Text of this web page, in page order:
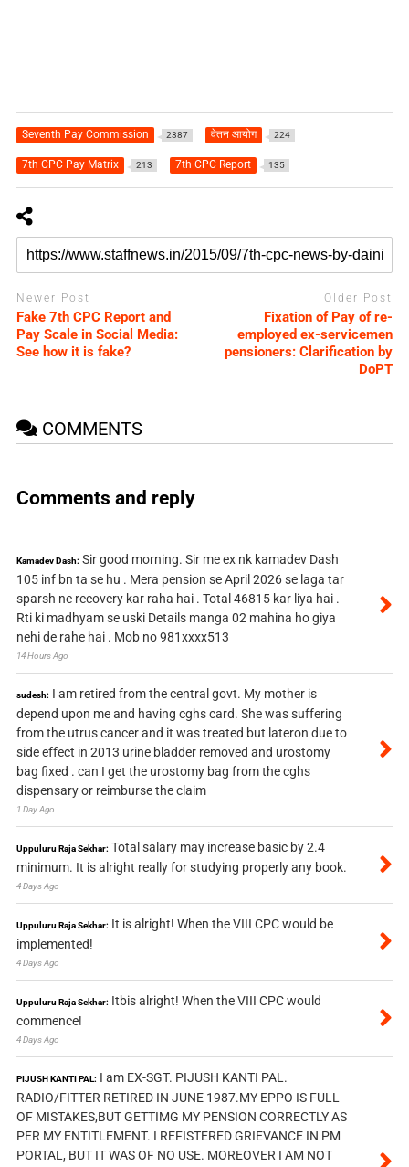
Seventh Pay Commission 2387 वेतन आयोग 224
7th CPC Pay Matrix 213 7th CPC Report 135
Newer Post
Fake 7th CPC Report and
Pay Scale in Social Media:
See how it is fake?
Older Post
Fixation of Pay of re-
employed ex-servicemen
pensioners: Clarification by
DoPT
COMMENTS
Comments and reply
Kamadev Dash: Sir good morning. Sir me ex nk kamadev Dash
105 inf bn ta se hu . Mera pension se April 2026 se laga tar
sparsh ne recovery kar raha hai . Total 46815 kar liya hai .
Rti ki madhyam se uski Details manga 02 mahina ho giya
nehi de rahe hai . Mob no 981xxxx513
14 Hours Ago
sudesh: I am retired from the central govt. My mother is
depend upon me and having cghs card. She was suffering
from the utrus cancer and it was treated but lateron due to
side effect in 2013 urine bladder removed and urostomy
bag fixed . can I get the urostomy bag from the cghs
dispensary or reimburse the claim
1 Day Ago
Uppuluru Raja Sekhar: Total salary may increase basic by 2.4
minimum. It is alright really for studying properly any book.
4 Days Ago
Uppuluru Raja Sekhar: It is alright! When the VIII CPC would be
implemented!
4 Days Ago
Uppuluru Raja Sekhar: Itbis alright! When the VIII CPC would
commence!
4 Days Ago
PIJUSH KANTI PAL: I am EX-SGT. PIJUSH KANTI PAL.
RADIO/FITTER RETIRED IN JUNE 1987.MY EPPO IS FULL
OF MISTAKES,BUT GETTIMG MY PENSION CORRECTLY AS
PER MY ENTITLEMENT. I REFISTERED GRIEVANCE IN PM
PORTAL, BUT IT WAS OF NO USE. MOREOVER I AM NOT